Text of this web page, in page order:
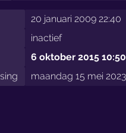
20 januari 2009 22:40
inactief
6 oktober 2015 10:50
maandag 15 mei